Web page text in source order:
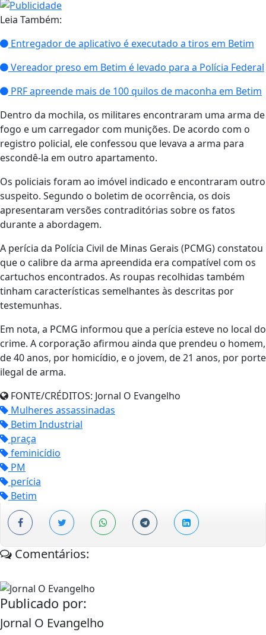
Leia Também:
Entregador de aplicativo é executado a tiros em Betim
Vereador preso em Betim é levado para a Polícia Federal
PRF apreende mais de 100 quilos de maconha em Betim
Dentro da mochila, os militares encontraram uma arma de
fogo e um carregador com munições. De acordo com o
registro policial, ele confessou que levava a arma para
escondê-la em outro apartamento.
Os policiais foram ao imóvel indicado e encontraram outro
suspeito. Segundo o boletim de ocorrência, os dois
apresentaram versões contraditórias sobre os fatos
durante a abordagem.
A perícia da Polícia Civil de Minas Gerais (PCMG) constatou
que o calibre da arma apreendida era compatível com os
cartuchos encontrados. As roupas recolhidas também
tinham características semelhantes às descritas por
testemunhas.
Em nota, a PCMG informou que a perícia esteve no local do
crime. A corporação afirmou ainda que prendeu o homem,
de 40 anos, por homicídio, e o jovem, de 21 anos, por porte
ilegal de arma.
FONTE/CRÉDITOS: Jornal O Evangelho
Mulheres assassinadas
Betim Industrial
praça
feminicídio
PM
perícia
Betim
Comentários:
Publicado por:
Jornal O Evangelho